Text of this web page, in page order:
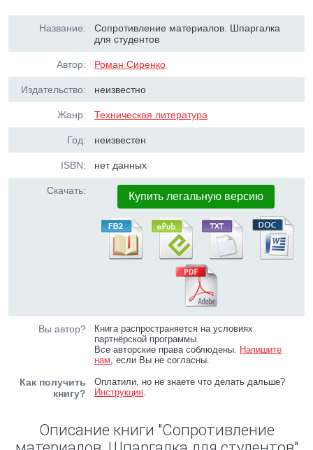
Название:
Сопротивление материалов. Шпаргалка
для студентов
Автор: Роман Сиренко
Издательство: неизвестно
Жанр: Техническая литература
Год: неизвестен
ISBN: нет данных
Скачать: Купить легальную версию
Вы автор?
Книга распространяется на условиях
партнёрской программы.
Все авторские права соблюдены. Напишите
нам, если Вы не согласны.
Как получить
книгу?
Оплатили, но не знаете что делать дальше?
Инструкция.
Описание книги "Сопротивление